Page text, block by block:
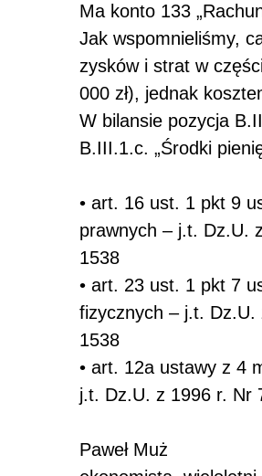
Ma konto 133
Jak wspomnieliśmy,
zysków i strat w
000 zł), jednak
W bilansie pozycja
B.III.1.c. „Środki
• art. 16 ust. 1 pkt 9
prawnych – j.t. Dz.U.
1538
• art. 23 ust. 1 pkt 7
fizycznych – j.t.
1538
• art. 12a ustawy z 4
j.t. Dz.U. z 1996 r. Nr
Paweł Muż